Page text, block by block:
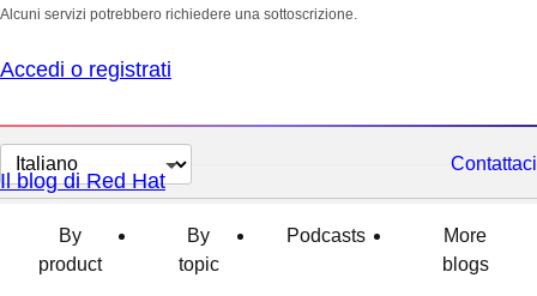
Alcuni servizi potrebbero richiedere una sottoscrizione.
Accedi o registrati
Cambia
lingua
Contattaci
Il blog di Red Hat
By
product
By
topic
Podcasts
More
blogs